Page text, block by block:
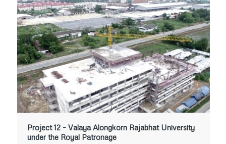
Project 12 – Valaya Alongkorn Rajabhat University
under the Royal Patronage